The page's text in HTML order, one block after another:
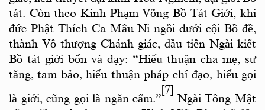
tát. Còn theo Kinh Phạm Võng Bồ Tát Giới, khi
đức Phật Thích Ca Mâu Ni ngồi dưới cội Bồ đề,
thành Vô thượng Chánh giác, đầu tiên Ngài kiết
Bồ tát giới bổn và dạy: “Hiếu thuận cha mẹ, sư
tăng, tam bảo, hiếu thuận pháp chí đạo, hiếu gọi
là giới, cũng gọi là ngăn cấm.”
[7]
Ngài Tông Mật